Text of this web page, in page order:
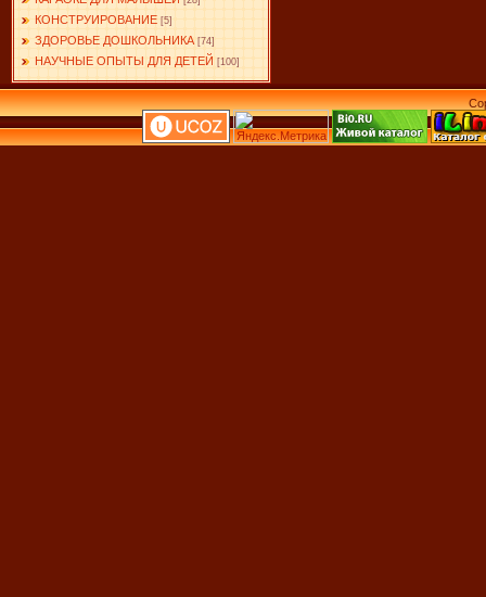
КОНСТРУИРОВАНИЕ [5]
ЗДОРОВЬЕ ДОШКОЛЬНИКА [74]
НАУЧНЫЕ ОПЫТЫ ДЛЯ ДЕТЕЙ [100]